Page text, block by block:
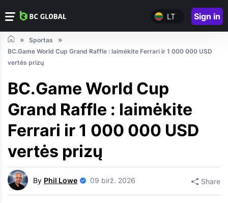
LT Sign in
Sportas
BC.Game World Cup Grand Raffle : laimėkite Ferrari ir 1 000 000 USD
vertės prizų
BC.Game World Cup
Grand Raffle : laimėkite
Ferrari ir 1 000 000 USD
vertės prizų
By Phil Lowe 09 birž. 2026 Share